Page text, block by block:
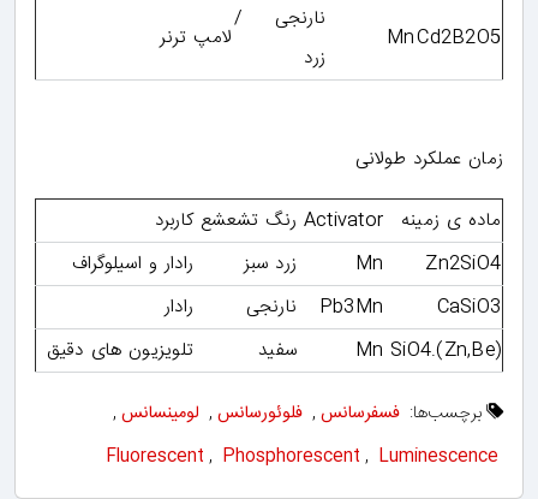
Cd2B2O5
Mn
نارنجی /
زرد
لامپ ترنر
زمان عملکرد طولانی
ماده ی زمینه Activator رنگ تشعشع کاربرد
Zn2SiO4
Mn زرد سبز
رادار و اسیلوگراف
CaSiO3
Pb3Mn نارنجی
رادار
(Zn,Be).SiO4
Mn سفید تلویزیون های دقیق
برچسب‌ها: فسفرسانس , فلوئورسانس , لومینسانس ,
Fluorescent , Phosphorescent , Luminescence